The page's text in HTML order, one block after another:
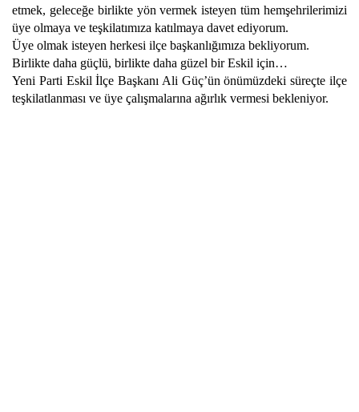
etmek, geleceğe birlikte yön vermek isteyen tüm hemşehrilerimizi
üye olmaya ve teşkilatımıza katılmaya davet ediyorum.
Üye olmak isteyen herkesi ilçe başkanlığımıza bekliyorum.
Birlikte daha güçlü, birlikte daha güzel bir Eskil için…
Yeni Parti Eskil İlçe Başkanı Ali Güç’ün önümüzdeki süreçte ilçe
teşkilatlanması ve üye çalışmalarına ağırlık vermesi bekleniyor.